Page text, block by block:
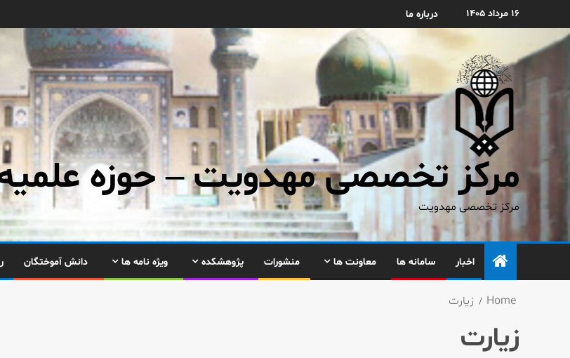
۱۶ مرداد ۱۴۰۵ درباره ما
مرکز تخصصی مهدویت – حوزه
مرکز تخصصی مهدویت
اخبار سامانه ها معاونت ها منشورات پژوهشکده ویژه نامه ها دانش آموختگان
Home زیارت
زیارت